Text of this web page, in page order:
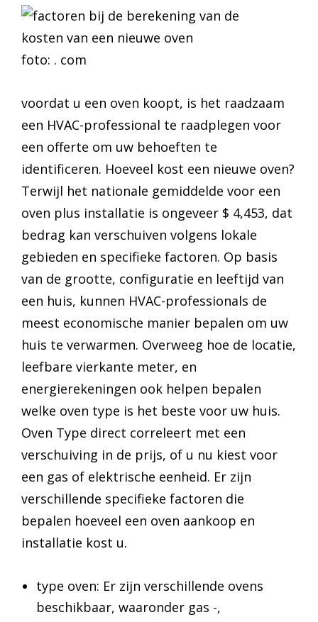
foto: . com
voordat u een oven koopt, is het raadzaam
een HVAC-professional te raadplegen voor
een offerte om uw behoeften te
identificeren. Hoeveel kost een nieuwe oven?
Terwijl het nationale gemiddelde voor een
oven plus installatie is ongeveer $ 4,453, dat
bedrag kan verschuiven volgens lokale
gebieden en specifieke factoren. Op basis
van de grootte, configuratie en leeftijd van
een huis, kunnen HVAC-professionals de
meest economische manier bepalen om uw
huis te verwarmen. Overweeg hoe de locatie,
leefbare vierkante meter, en
energierekeningen ook helpen bepalen
welke oven type is het beste voor uw huis.
Oven Type direct correleert met een
verschuiving in de prijs, of u nu kiest voor
een gas of elektrische eenheid. Er zijn
verschillende specifieke factoren die
bepalen hoeveel een oven aankoop en
installatie kost u.
type oven: Er zijn verschillende ovens
beschikbaar, waaronder gas -,